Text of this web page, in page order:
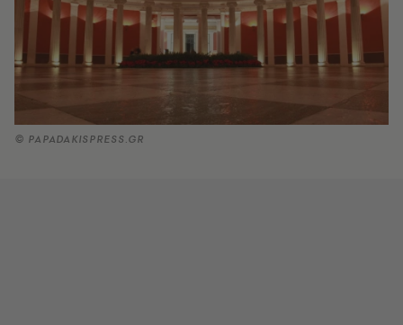
© PAPADAKISPRESS.GR